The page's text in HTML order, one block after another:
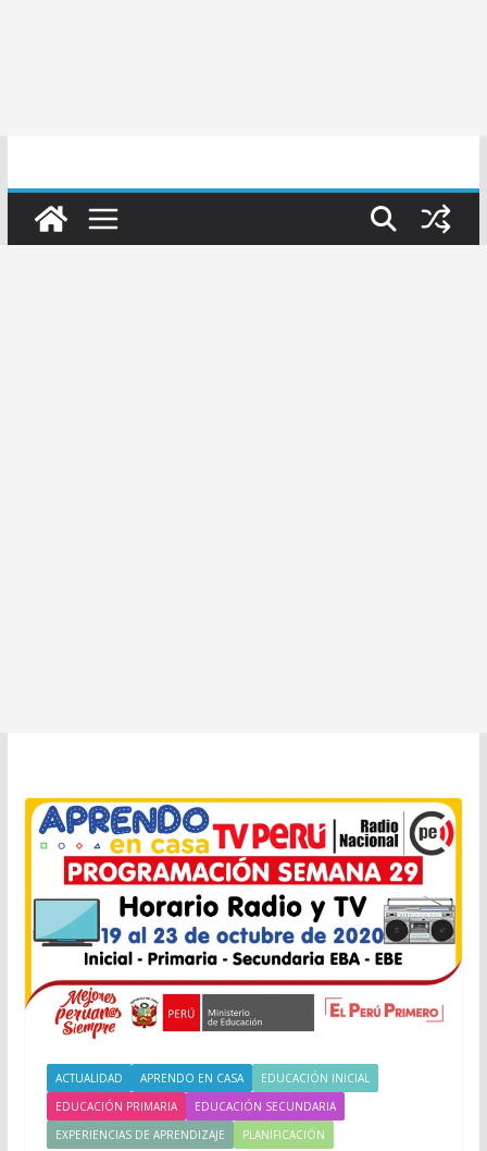
ACTUALIDAD APRENDO EN CASA
EDUCACIÓN INICIAL
EDUCACIÓN PRIMARIA
EDUCACIÓN SECUNDARIA
EXPERIENCIAS DE APRENDIZAJE
PLANIFICACIÓN